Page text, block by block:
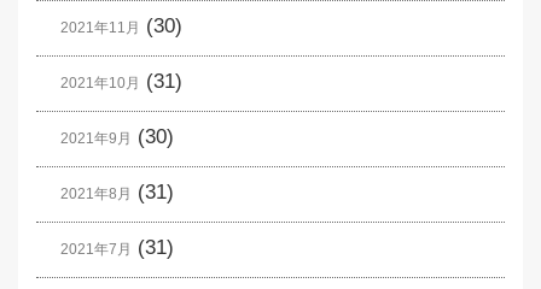
2021年11月 (30)
2021年10月 (31)
2021年9月 (30)
2021年8月 (31)
2021年7月 (31)